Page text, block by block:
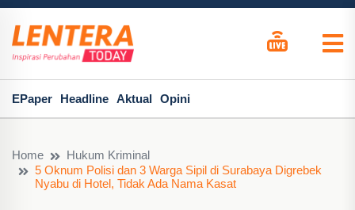
EPaper Headline Aktual Opini
Home
Hukum Kriminal
5 Oknum Polisi dan 3 Warga Sipil di Surabaya Digrebek
Nyabu di Hotel, Tidak Ada Nama Kasat